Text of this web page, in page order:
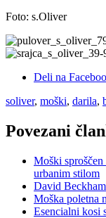
Foto: s.Oliver
Deli na
soliver, moški, darila,
Povezani
Moški
urbanim stilom
David
Moška poletna
Esencialni kosi